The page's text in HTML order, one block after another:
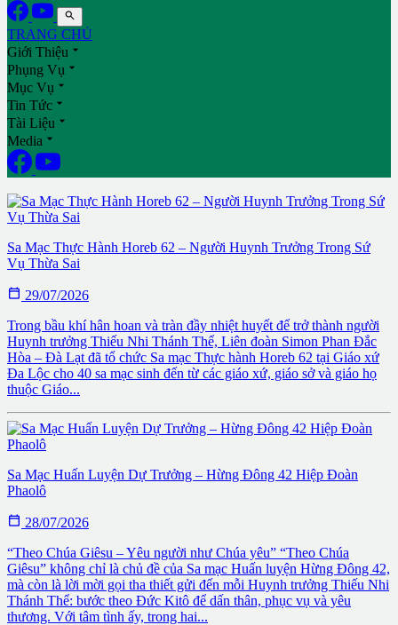

TRANG CHỦ
Giới Thiệu 
Phụng Vụ 
Mục Vụ 
Tin Tức 
Tài Liệu 
Media 
Trung Tâm Truyền Giáo Thượng Ka La – Nơi Các Huynh Trưởng
Thiếu Nhi Thánh Thể Di Linh Làm Nóng Lại Hồn Tông Đồ
Sa Mạc Thực Hành Horeb 62 – Người Huynh Trưởng Trong Sứ
Vụ Thừa Sai
 29/07/2026
Trong bầu khí hân hoan và tràn đầy nhiệt huyết để trở thành người
Huynh trưởng Thiếu Nhi Thánh Thể, Liên đoàn Simon Phan Đắc
Hòa – Đà Lạt đã tổ chức Sa mạc Thực hành Horeb 62 tại Giáo xứ
Đa Lộc cho 40 sa mạc sinh đến từ các giáo xứ, giáo sở và giáo họ
thuộc Giáo...
Sa Mạc Huấn Luyện Dự Trưởng – Hừng Đông 42 Hiệp Đoàn
Phaolô
 28/07/2026
“Theo Chúa Giêsu – Yêu người như Chúa yêu” “Theo Chúa
Giêsu” không chỉ là chủ đề của Sa mạc Huấn luyện Hừng Đông 42,
mà còn là lời mời gọi tha thiết gửi đến mỗi Huynh trưởng Thiếu Nhi
Thánh Thể: bước theo Đức Kitô để dấn thân, phục vụ và yêu
thương. Với tâm tình ấy, trong hai...